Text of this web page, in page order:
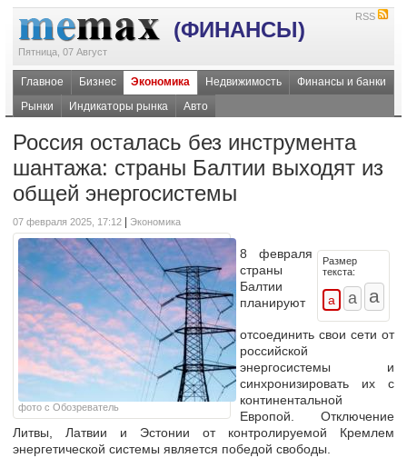
(ФИНАНСЫ)
Пятница, 07 Август
RSS
Главное Бизнес Экономика Недвижимость
Финансы и банки
Рынки
Индикаторы рынка Авто
Россия осталась без инструмента
шантажа: страны Балтии выходят из
общей энергосистемы
07 февраля 2025, 17:12 Экономика
фото с Обозреватель
Размер
текста:
8 февраля
страны
Балтии
планируют
отсоединить свои сети от
российской
энергосистемы и
синхронизировать их с
континентальной
Европой. Отключение
Литвы, Латвии и Эстонии от контролируемой Кремлем
энергетической системы является победой свободы.